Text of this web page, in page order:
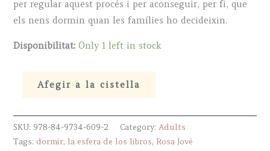
per regular aquest procés i per aconseguir, per fi, que
els nens dormin quan les famílies ho decideixin.
Disponibilitat: Only 1 left in stock
Dormir
quantity
Afegir a la cistella
SKU: 978-84-9734-609-2 Category:Adults
Tags: dormir, la esfera de los libros, Rosa Jové